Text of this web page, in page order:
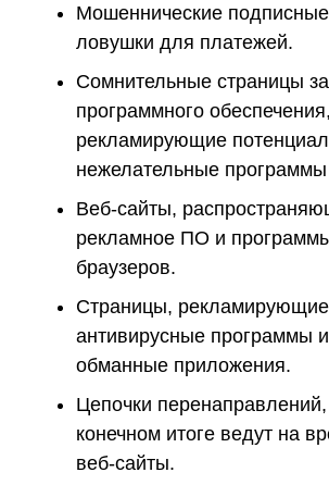
Мошеннические
ловушки для платежей.
Сомнительные страницы
программного обеспечения,
рекламирующие
нежелательные
Веб-сайты,
рекламное ПО и
браузеров.
Страницы,
антивирусные программы
обманные приложения.
Цепочки
конечном итоге ведут на
веб-сайты.